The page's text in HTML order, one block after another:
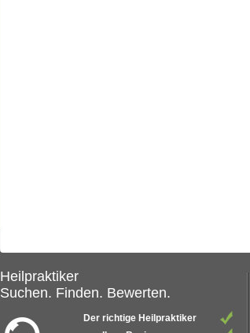
Heilpraktiker
Suchen. Finden. Bewerten.
Der richtige Heilpraktiker